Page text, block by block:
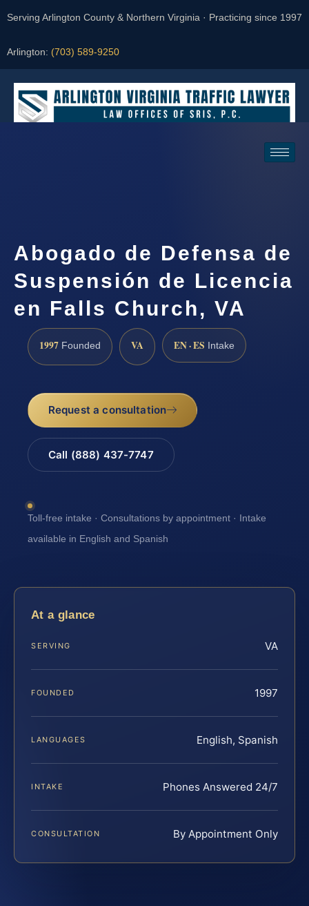
Serving Arlington County & Northern Virginia · Practicing since 1997
Arlington: (703) 589-9250
Abogado de Defensa de
Suspensión de Licencia
en Falls Church, VA
1997 Founded VA EN · ES Intake
Request a consultation
Call (888) 437-7747
Toll-free intake · Consultations by appointment · Intake
available in English and Spanish
At a glance
SERVING VA
FOUNDED 1997
LANGUAGES English, Spanish
INTAKE Phones Answered 24/7
CONSULTATION By Appointment Only